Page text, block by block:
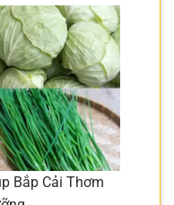
Bắp Cải Thơm